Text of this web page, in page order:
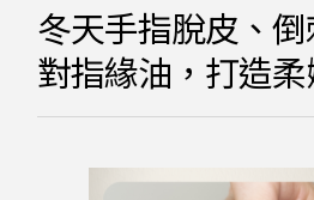
冬天手指脫皮、
對指緣油，打造柔